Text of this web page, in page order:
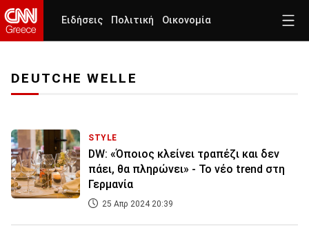
Ειδήσεις Πολιτική Οικονομία
DEUTCHE WELLE
STYLE
DW: «Όποιος κλείνει τραπέζι και δεν
πάει, θα πληρώνει» - Το νέο trend στη
Γερμανία
25 Απρ 2024 20:39